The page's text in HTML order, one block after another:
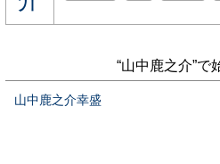
“山中鹿之介”で
山中鹿之介幸盛